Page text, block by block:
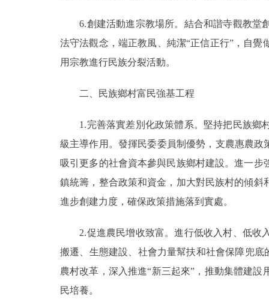
6.創建活動進宗教場所。結合和諧寺觀教堂創
法守法觀念，端正教風、純潔“正信正行”，自
用宗教進行民族分裂活動。
二、民族鄉村富民強基工程
1.完善落實差別化政策體系。堅持把民族鄉村
級主導作用。發揮民委委員制優勢，支農惠農
吸引更多的社會資本參與民族鄉村建設。進一
鎮統籌，整合政策和資金，加大對民族村的傾
進步創建力度，確保政策措施落到實處。
2.促進農民增收致富。進行低收入村、低收入
搬遷、生態建設、社會力量幫扶和社會保障兜
農村改革，深入推進“新三起來”，推動集體建
民培養。